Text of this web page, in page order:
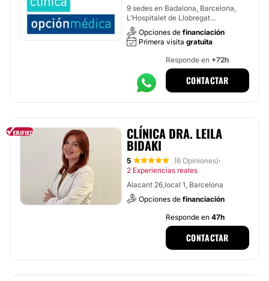
9 sedes en Badalona, Barcelona,
L'Hospitalet de Llobregat...
Opciones de financiación
Primera visita gratuita
Responde en +72h
CONTACTAR
CLÍNICA DRA. LEILA
BIDAKI
5 (6 Opiniones)·
2 Experiencias reales
Alacant 26,local 1, Barcelona
Opciones de financiación
Responde en 47h
CONTACTAR